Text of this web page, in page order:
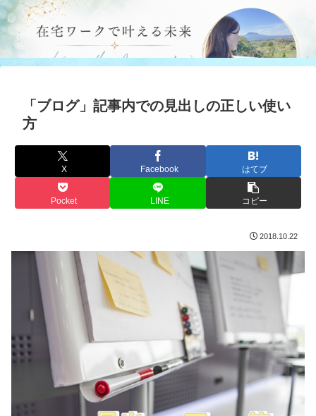
「ブログ」記事内での見出しの正しい使い
方
X Facebook はてブ
Pocket LINE コピー
2018.10.22